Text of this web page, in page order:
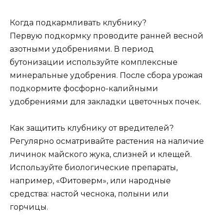
Когда подкармливать клубнику?
Первую подкормку проводите ранней весной
азотными удобрениями. В период
бутонизации используйте комплексные
минеральные удобрения. После сбора урожая
подкормите фосфорно-калийными
удобрениями для закладки цветочных почек.
Как защитить клубнику от вредителей?
Регулярно осматривайте растения на наличие
личинок майского жука, слизней и клещей.
Используйте биологические препараты,
например, «Фитоверм», или народные
средства: настой чеснока, полыни или
горчицы.